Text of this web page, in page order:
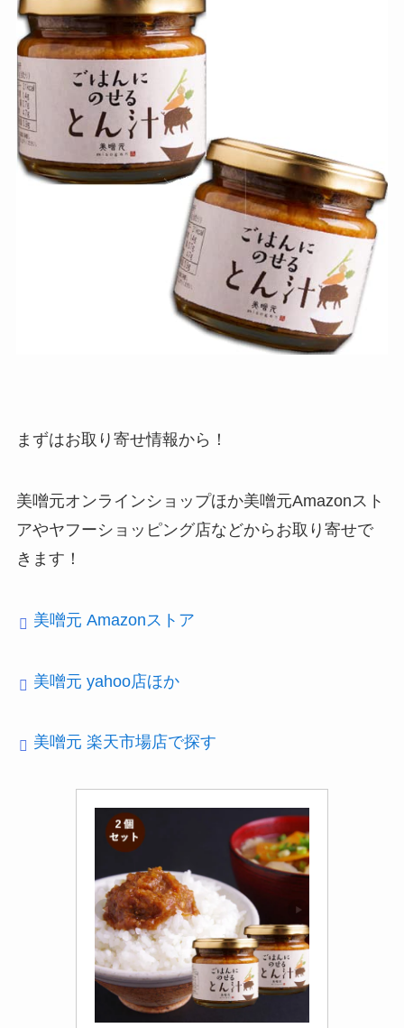
まずはお取り寄せ情報から！
美噌元オンラインショップほか美噌元Amazonスト
アやヤフーショッピング店などからお取り寄せで
きます！
美噌元 Amazonストア
美噌元 yahoo店ほか
美噌元 楽天市場店で探す